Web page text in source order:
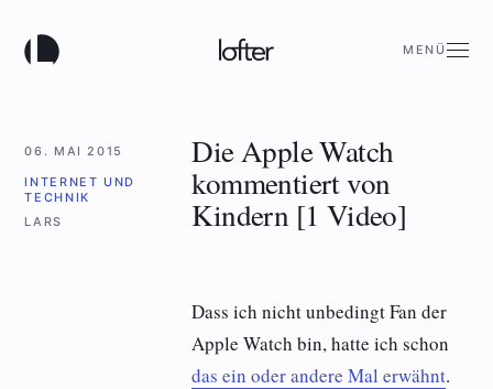
MENÜ
06. MAI 2015
INTERNET UND
TECHNIK
LARS
Die Apple Watch
kommentiert von
Kindern [1 Video]
Dass ich nicht unbedingt Fan der
Apple Watch bin, hatte ich schon
das ein oder andere Mal erwähnt.